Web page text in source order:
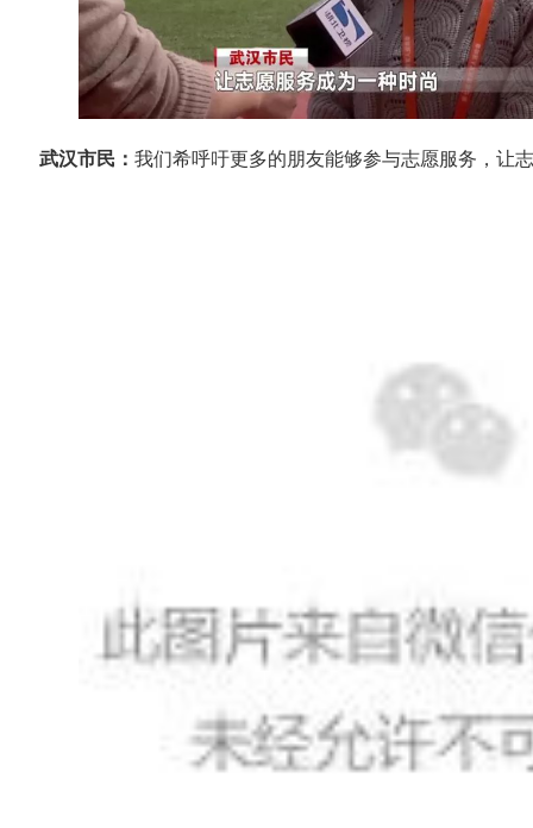
武汉市民： 我们希呼吁更多的朋友能够参与志愿服务，让